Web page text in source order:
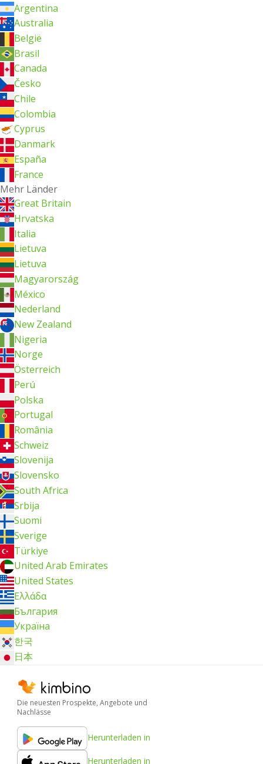
Argentina
Australia
België
Brasil
Canada
Česko
Chile
Colombia
Cyprus
Danmark
España
France
Mehr Länder
Great Britain
Hrvatska
Italia
Lietuva
Lietuva
Magyarország
México
Nederland
New Zealand
Nigeria
Norge
Österreich
Perú
Polska
Portugal
România
Schweiz
Slovenija
Slovensko
South Africa
Srbija
Suomi
Sverige
Türkiye
United Arab Emirates
United States
Ελλάδα
България
Україна
한국
日本
Die neuesten Prospekte, Angebote und
Nachlässe
Herunterladen in
Herunterladen in